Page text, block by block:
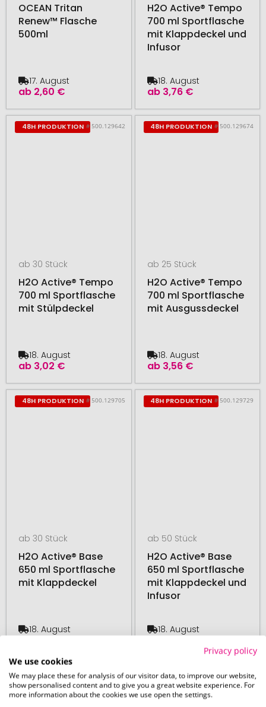
OCEAN Tritan
Renew™ Flasche
500ml
ab 2,60 €
17. August
H2O Active® Tempo
700 ml Sportflasche
mit Klappdeckel und
Infusor
ab 3,76 €
18. August
48H PRODUKTION # 500.129642
ab 30 Stück
H2O Active® Tempo
700 ml Sportflasche
mit Stülpdeckel
ab 3,02 €
18. August
48H PRODUKTION # 500.129674
ab 25 Stück
H2O Active® Tempo
700 ml Sportflasche
mit Ausgussdeckel
ab 3,56 €
18. August
48H PRODUKTION # 500.129705
ab 30 Stück
H2O Active® Base
650 ml Sportflasche
mit Klappdeckel
18. August
48H PRODUKTION # 500.129729
ab 50 Stück
H2O Active® Base
650 ml Sportflasche
mit Klappdeckel und
Infusor
18. August
48H PRODUKTION # 500.129737 48H PRODUKTION # 500.12976
Privacy policy
We use cookies
We may place these for analysis of our visitor data, to improve our website,
show personalised content and to give you a great website experience. For
more information about the cookies we use open the settings.